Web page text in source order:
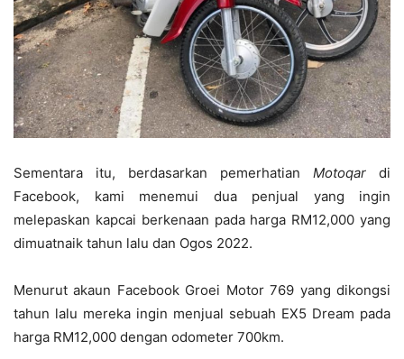
Sementara itu, berdasarkan pemerhatian Motoqar di
Facebook, kami menemui dua penjual yang ingin
melepaskan kapcai berkenaan pada harga RM12,000 yang
dimuatnaik tahun lalu dan Ogos 2022.
Menurut akaun Facebook Groei Motor 769 yang dikongsi
tahun lalu mereka ingin menjual sebuah EX5 Dream pada
harga RM12,000 dengan odometer 700km.